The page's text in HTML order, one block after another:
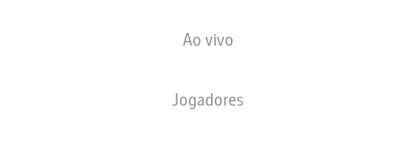
Ao vivo
Jogadores
10.03.2006